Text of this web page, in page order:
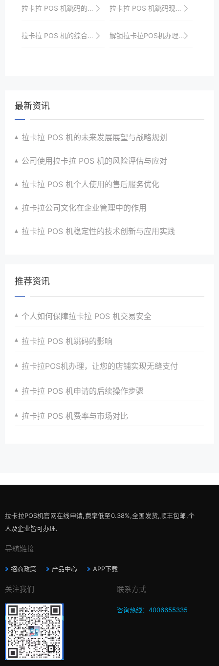
拉卡拉 POS 机跳码的行业整顿 拉卡拉 POS 机跳码现象解读
拉卡拉 POS 机的综合竞争力提升策略 解锁拉卡拉POS机办理技巧，提升商户支付效率
最新资讯
拉卡拉 POS 机的未来发展展望与战略规划
公司使用拉卡拉 POS 机的风险评估与应对
拉卡拉 POS 机个人使用的售后服务优化
拉卡拉公司文化在企业管理中的作用
拉卡拉 POS 机稳定性的技术创新与应用实践
推荐资讯
个人如何保障拉卡拉 POS 机交易安全
拉卡拉 POS 机跳码的影响
拉卡拉POS机办理，让您的店铺实现无缝支付
拉卡拉 POS 机申请的后续操作步骤
拉卡拉 POS 机费率与市场对比
拉卡拉POS机官网在线申请,费率低至0.38%,全国发货,顺丰包邮,个
人及企业皆可办理.
导航链接
招商政策 产品中心 APP下载
关注我们 联系方式
咨询热线：4006655335